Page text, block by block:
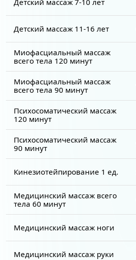
Детский массаж 11-16 лет
Миофасциальный массаж
всего тела 120 минут
Миофасциальный массаж
всего тела 90 минут
Психосоматический массаж
120 минут
Психосоматический массаж
90 минут
Кинезиотейпирование 1 ед.
Медицинский массаж всего
тела 60 минут
Медицинский массаж ноги
Медицинский массаж руки